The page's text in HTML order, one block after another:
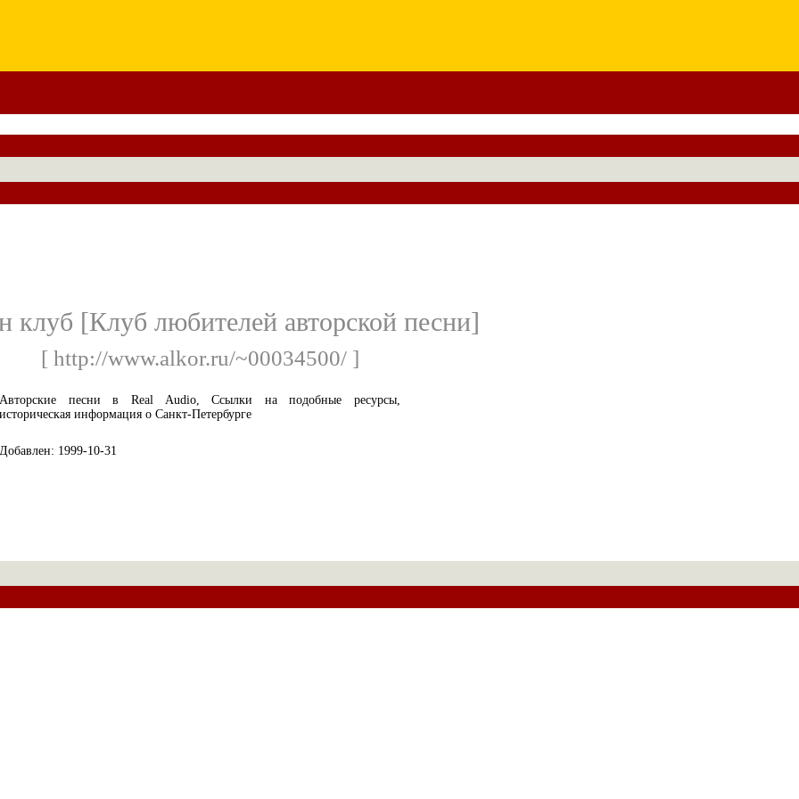
клуб [Клуб любителей авторской песни]
[ http://www.alkor.ru/~00034500/ ]
Авторские песни в Real Audio, Ссылки на подобные ресурсы,
историческая информация о Санкт-Петербурге
Добавлен: 1999-10-31